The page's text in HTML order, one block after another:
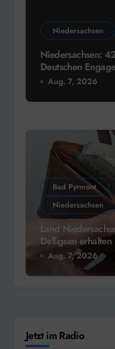
Niedersachsen
Niedersachsen:
Deutschen
Aug. 7, 2026
Bad Pyrmont
Niedersachsen
Land
Delligsen
Aug. 7, 2026
Jetzt im Radio